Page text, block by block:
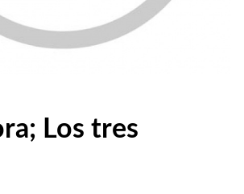
Los tres